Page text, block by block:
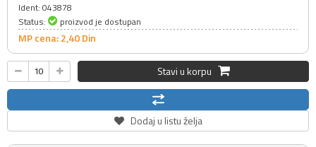
Ident: 043878
Status:
proizvod je dostupan
MP cena: 2,40Din
Stavi u korpu
Dodaj u listu želja